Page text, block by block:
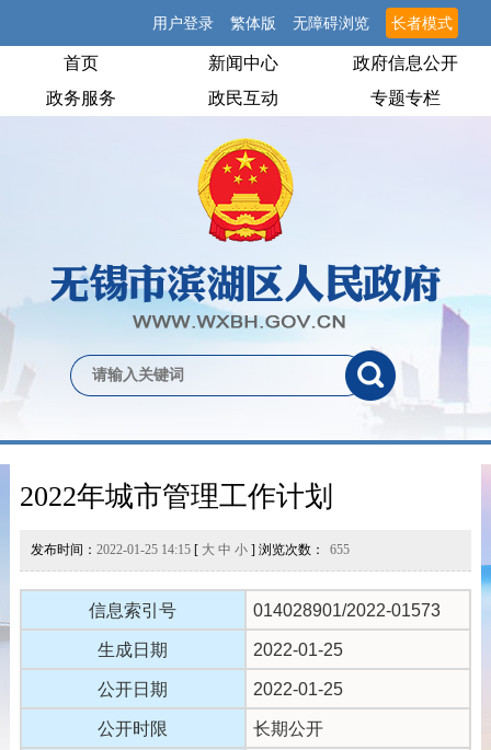
用户登录 繁体版 无障碍浏览 长者模式
首页 新闻中心
政府信息公开
政务服务
政民互动 专题专栏
2022年城市管理工作计划
发布时间： 2022-01-25 14:15[ 大 中 小] 浏览次数： 655
信息索引号 014028901/2022-01573
生成日期 2022-01-25
公开日期 2022-01-25
公开时限 长期公开